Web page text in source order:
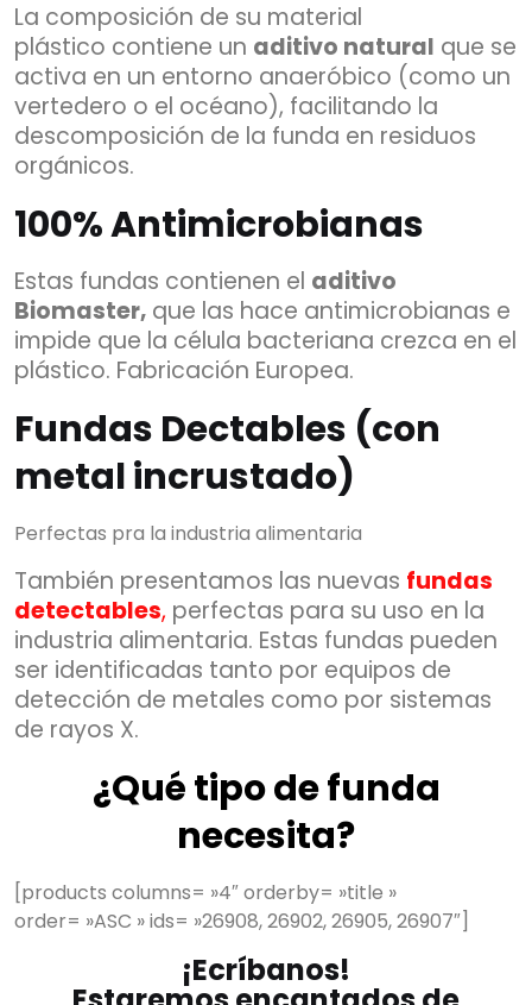
La composición de su material
plástico contiene un aditivo natural que se
activa en un entorno anaeróbico (como un
vertedero o el océano), facilitando la
descomposición de la funda en residuos
orgánicos.
100% Antimicrobianas
Estas fundas contienen el aditivo
Biomaster, que las hace antimicrobianas e
impide que la célula bacteriana crezca en el
plástico. Fabricación Europea.
Fundas Dectables (con
metal incrustado)
Perfectas pra la industria alimentaria
También presentamos las nuevas fundas
detectables, perfectas para su uso en la
industria alimentaria. Estas fundas pueden
ser identificadas tanto por equipos de
detección de metales como por sistemas
de rayos X.
¿Qué tipo de funda
necesita?
[products columns= »4″ orderby= »title »
order= »ASC » ids= »26908, 26902, 26905, 26907″]
¡Ecríbanos!